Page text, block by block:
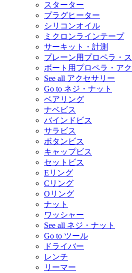
スターター
プラグヒーター
シリコンオイル
ミクロンラインテープ
サーキット・計測
プレーン用プロペラ・
ボート用プロペラ・ア
See all アクセサリー
Go to ネジ・ナット
ベアリング
ナベビス
バインドビス
サラビス
ボタンビス
キャップビス
セットビス
Eリング
Cリング
Oリング
ナット
ワッシャー
See all ネジ・ナット
Go to ツール
ドライバー
レンチ
リーマー